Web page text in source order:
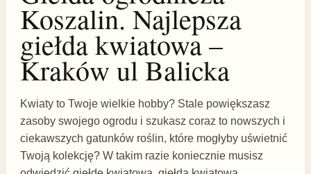
Koszalin. Najlepsza
giełda kwiatowa –
Kraków ul Balicka
Kwiaty to Twoje wielkie hobby? Stale powiększasz
zasoby swojego ogrodu i szukasz coraz to nowszych i
ciekawszych gatunków roślin, które mogłyby uświetnić
Twoją kolekcję? W takim razie koniecznie musisz